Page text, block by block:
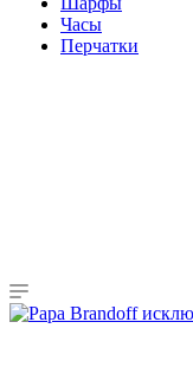
Часы
Перчатки